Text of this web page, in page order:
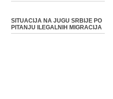
SITUACIJA NA JUGU SRBIJE PO
PITANJU ILEGALNIH MIGRACIJA